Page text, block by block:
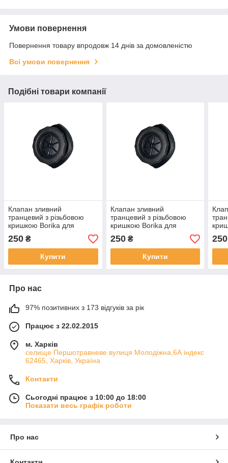
Умови повернення
Повернення товару впродовж 14 днів за домовленістю
Всі умови повернення
Подібні товари компанії
Клапан зливний
транцевий з різьбовою
кришкою Borika для
надувних човнів із ПВХ під
транець 21мм чорний
250 ₴
Купити
Клапан зливний
транцевий з різьбовою
кришкою Borika для
надувних човнів із ПВХ під
транець 24мм чорний
250₴
Купити
250
Про нас
97% позитивних з 173 відгуків за рік
Працює з 22.02.2015
м. Харків
cелище Першотравневе вулиця Молодіжна,6А індекс
62465, Харків, Україна
Контакти
Сьогодні працює з 10:00 до 18:00
Показати весь графік роботи
Про нас